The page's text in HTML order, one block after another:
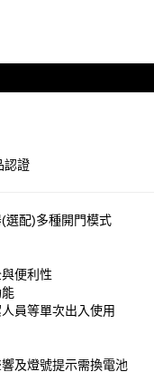
認證
選配)多種開門模式
便利性
員等單次出入使用
及燈號提示需換電池